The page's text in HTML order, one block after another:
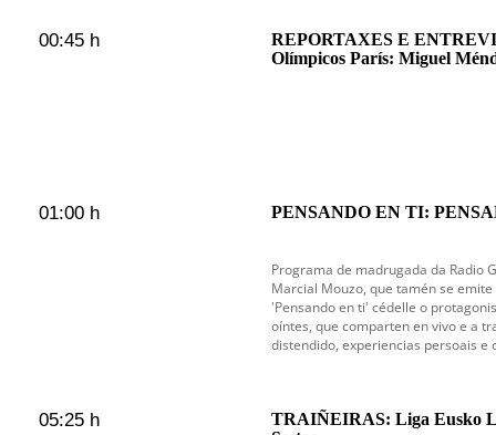
00:45 h
REPORTAXES E
Olímpicos París: Miguel
01:00 h PENSANDO EN TI:
Programa de madrugada da Radio
Marcial Mouzo, que tamén se
'Pensando en ti' cédelle o
oíntes, que comparten en vivo e a
distendido, experiencias persoais
05:25 h
TRAIÑEIRAS: Liga Eusko